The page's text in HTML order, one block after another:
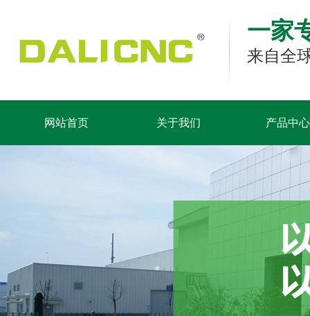
一家
来自全
网站首页 关于我们 产品中心